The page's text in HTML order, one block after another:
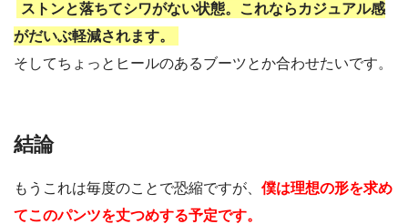
ストンと落ちてシワがない状態。これならカジュアル感
がだいぶ軽減されます。
そしてちょっとヒールのあるブーツとか合わせたいです。
結論
もうこれは毎度のことで恐縮ですが、 僕は理想の形を求め
てこのパンツを丈つめする予定です。